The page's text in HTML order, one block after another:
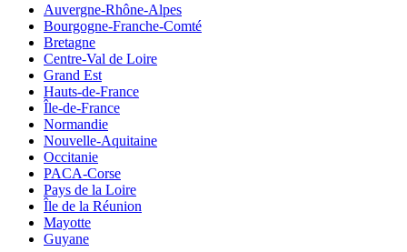
Auvergne-Rhône-Alpes
Bourgogne-Franche-Comté
Bretagne
Centre-Val de Loire
Grand Est
Hauts-de-France
Île-de-France
Normandie
Nouvelle-Aquitaine
Occitanie
PACA-Corse
Pays de la Loire
Île de la Réunion
Mayotte
Guyane